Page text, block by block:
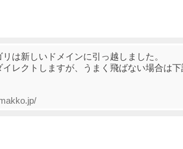
リは新しいドメインに引っ越しました。
イレクトしますが、うまく飛ばない場合は